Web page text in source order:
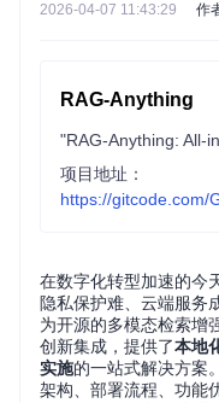
2026-04-07 11:43:29 作
RAG-Anything
"RAG-Anything: All-
项目地址：
https://gitcode.com/
在数字化转型加速的今
隐私保护难、云端服务
为开源的多模态检索增
创新集成，提供了本地
实施的一站式解决方案
架构、部署流程、功能